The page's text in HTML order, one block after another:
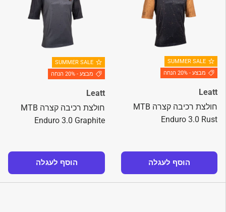
SUMMER SALE
מבצע - 20% הנחה
Leatt
חולצת רכיבה קצרה MTB
Enduro 3.0 Rust
הוסף לעגלה
SUMMER SALE
מבצע - 20% הנחה
Leatt
חולצת רכיבה קצרה MTB
Enduro 3.0 Graphite
הוסף לעגלה